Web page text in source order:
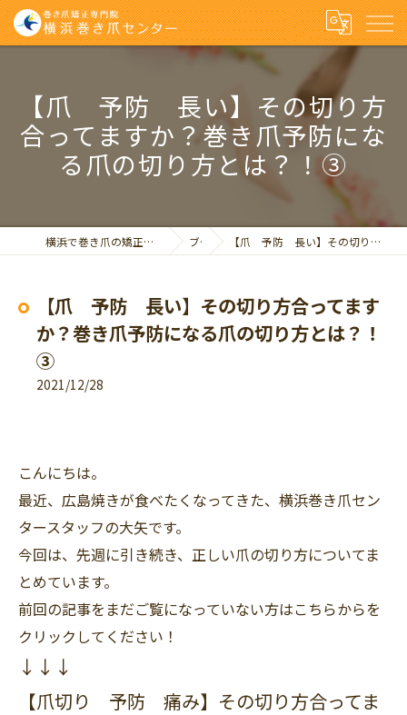
【爪 予防 長い】その切り方
合ってますか？巻き爪予防にな
る爪の切り方とは？！③
横浜で巻き爪の矯正なら巻き爪矯正専門院 横浜巻き爪センター ブログ 【爪 予防 長い】その切り方合ってますか？巻き爪予防になる爪の切り方とは？！③
【爪 予防 長い】その切り方合ってます
か？巻き爪予防になる爪の切り方とは？！
③
2021/12/28
こんにちは。
最近、広島焼きが食べたくなってきた、横浜巻き爪セン
タースタッフの大矢です。
今回は、先週に引き続き、正しい爪の切り方についてま
とめています。
前回の記事をまだご覧になっていない方はこちらからを
クリックしてください！
↓↓↓
【爪切り 予防 痛み】その切り方合ってま